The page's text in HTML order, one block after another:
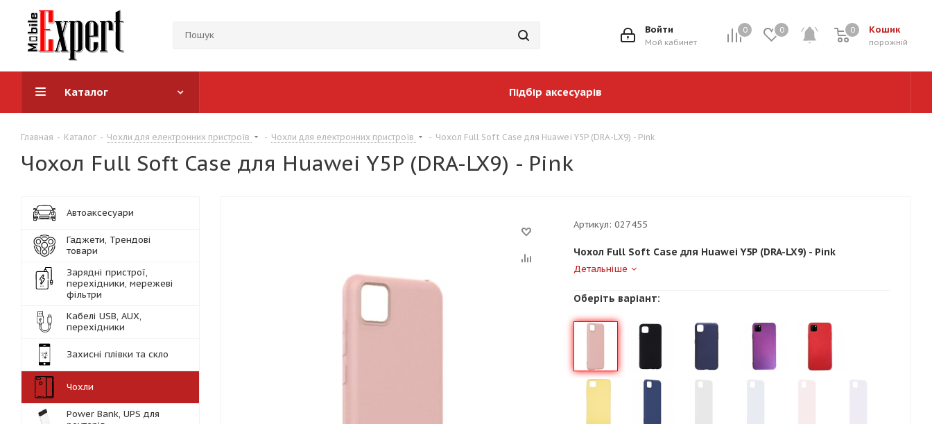
0 0 Кошик
0
порожній
0
Войти
Мой кабинет
Каталог Підбір аксесуарів
Главная - Каталог - Чохли для електронних пристроїв - Чохли для електронних пристроїв - Чохол Full Soft Case для Huawei Y5P (DRA-LX9) - Pink
Чохол Full Soft Case для Huawei Y5P (DRA-LX9) - Pink
Артикул: 027455
Чохол Full Soft Case для Huawei Y5P (DRA-LX9) - Pink
Детальніше
Оберіть варіант:
Автоаксесуари
Гаджети, Трендові
товари
Зарядні пристрої,
перехідники, мережеві
фільтри
Кабелі USB, AUX,
перехідники
Захисні плівки та скло
Чохли
Power Bank, UPS для